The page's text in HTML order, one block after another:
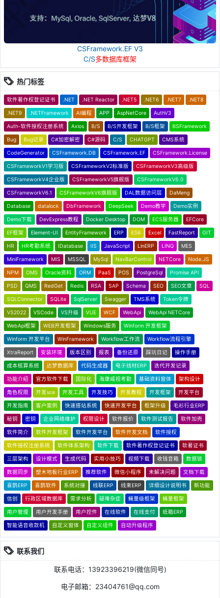
CSFramework.EF V3
C/S多数据库框架
热门标签
软件著作权登记证书 .NET .NET Reactor .NET5 .NET6 .NET7 .NET8
.NET9 .NETFramework AI编程 APP AspNetCore AuthV3
Auth-软件授权注册系统 Axios B/S B/S开发框架 B/S框架 BSFramework
Bug Bug记录 C#加密解密 C#源码 C/S CHATGPT CMS系统
CodeGenerator CSFramework.DB CSFramework.EF CSFramework.License
CSFrameworkV1学习版 CSFrameworkV2标准版 CSFrameworkV3高级版
CSFrameworkV4企业版 CSFrameworkV5旗舰版 CSFrameworkV6.0
CSFrameworkV6.1 CSFrameworkV6旗舰版 DAL数据访问层 DaMeng
Database datalock DbFramework DeepSeek Demo教学 Demo实例
Demo下载 DevExpress教程 Docker Desktop DOM ECS服务器 EFCore
EF框架 Element-UI EntityFramework ERP ES6 Excel FastReport GIT
HR HR考勤系统 IDatabase IIS JavaScript LinERP LINQ MES
MiniFramework MIS MSSQL MySql NavBarControl NETCore Node.JS
NPM OMS Oracle资料 ORM PaaS POS PostgreSql Promise API
PSD QMS RedGet Redis RSA SAP Schema SEO SEO文章 SQL
SQLConnector SQLite SqlServer Swagger TMS系统 Token令牌
VS2022 VSCode VS升级 VUE WCF WebApi WebApi NETCore
WebApi框架 WEB开发框架 Windows服务 Winform 开发框架
Winform 开发平台 WinFramework Workflow工作流 Workflow流程引擎
XtraReport 安装环境 版本区别 报表 备份还原 踩坑日记 操作手册
成本核算系统 达梦数据库 代码生成器 电子线材ERP 迭代开发记录
功能介绍 官方软件下载 国际化 海康威视考勤 基础资料窗体 架构设计
角色权限 开发sce 开发工具 开发技巧 开发教程 开发框架 开发平台
开发指南 客户案例 快速搭站系统 快速开发平台 框架升级 毛衫行业ERP
秘钥 密钥 企业网络维护 权限设计 软件报价 软件测试报告 软件加壳
软件简介 软件开发框架 软件开发平台 软件开发文档 软件授权
软件授权注册系统 软件体系架构 软件下载 软件著作权登记证书 软著证书
三层架构 设计模式 生成代码 实用小技巧 视频下载 收钱音箱 数据锁
数据同步 塑木地板行业ERP 推荐软件 微信小程序 未解决问题 文档下载
喜鹊ERP 喜鹊软件 系统对接 线联ERP 线束ERP 详细设计说明书 新功能
信创 行政区域数据库 需求分析 疑难杂症 蝇量级框架 蝇量框架
用户管理 用户开发手册 用户控件 在线软件 在线支付 纸箱ERP
智能语音收款机 自定义窗体 自定义组件 自动升级程序
联系我们
联系电话：13923396219(微信同号)
电子邮箱：23404761@qq.com